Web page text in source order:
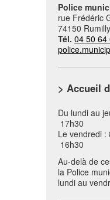
Police
rue Frédéric
74150 Rumilly
Tél. 04 50 64
> Accueil
Du lundi au
17h30
Le vendredi :
16h30
Au-delà de
la Police
lundi au